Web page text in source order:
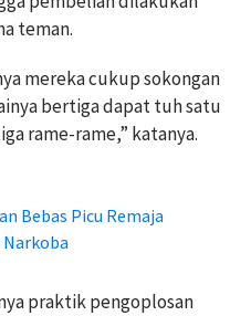
teman.
mereka cukup sokongan
bertiga dapat tuh satu
rame-rame,” katanya.
Bebas Picu Remaja
praktik pengoplosan